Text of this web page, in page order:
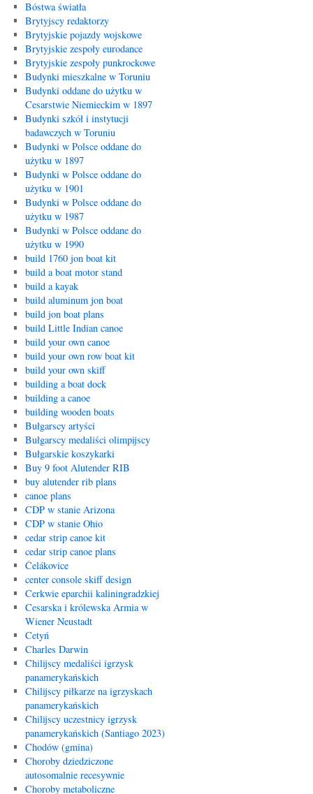
Bóstwa światła
Brytyjscy redaktorzy
Brytyjskie pojazdy wojskowe
Brytyjskie zespoły eurodance
Brytyjskie zespoły punkrockowe
Budynki mieszkalne w Toruniu
Budynki oddane do użytku w
Cesarstwie Niemieckim w 1897
Budynki szkół i instytucji
badawczych w Toruniu
Budynki w Polsce oddane do
użytku w 1897
Budynki w Polsce oddane do
użytku w 1901
Budynki w Polsce oddane do
użytku w 1987
Budynki w Polsce oddane do
użytku w 1990
build 1760 jon boat kit
build a boat motor stand
build a kayak
build aluminum jon boat
build jon boat plans
build Little Indian canoe
build your own canoe
build your own row boat kit
build your own skiff
building a boat dock
building a canoe
building wooden boats
Bułgarscy artyści
Bułgarscy medaliści olimpijscy
Bułgarskie koszykarki
Buy 9 foot Alutender RIB
buy alutender rib plans
canoe plans
CDP w stanie Arizona
CDP w stanie Ohio
cedar strip canoe kit
cedar strip canoe plans
Čelákovice
center console skiff design
Cerkwie eparchii kaliningradzkiej
Cesarska i królewska Armia w
Wiener Neustadt
Cetyń
Charles Darwin
Chilijscy medaliści igrzysk
panamerykańskich
Chilijscy piłkarze na igrzyskach
panamerykańskich
Chilijscy uczestnicy igrzysk
panamerykańskich (Santiago 2023)
Chodów (gmina)
Choroby dziedziczone
autosomalnie recesywnie
Choroby metaboliczne